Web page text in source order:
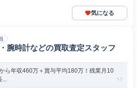
気になる
腕時計などの買取査定スタッフ
ら年収460万＋賞与平均180万！残業月10
...